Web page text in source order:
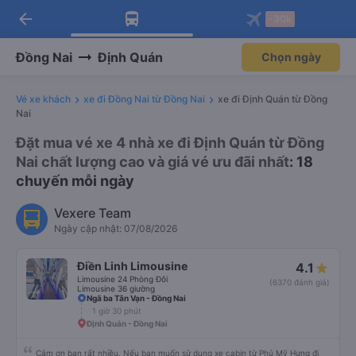
Tải app Vexere ngay!
Nhận ưu đãi thành viên độc
Mở app
Tải app Vexere
-30k/ghế khi đặt vé máy bay qua
Mở app
arrow_back
Đồng Nai Định Quán Chọn ngày
Vé xe khách xe đi Đồng Nai từ Đồng Nai
xe đi Định Quán từ Đồng
Nai
Đặt mua vé xe 4 nhà xe đi Định Quán từ Đồng
Nai chất lượng cao và giá vé ưu đãi nhất: 18
chuyến mỗi ngày
Vexere Team
Ngày cập nhật: 07/08/2026
Điền Linh Limousine
Limousine 24 Phòng Đôi
Limousine 36 giường
4.1
(6370 đánh giá)
Ngã ba Tân Vạn - Đồng Nai
1 giờ 30 phút
Định Quán - Đồng Nai
Cảm ơn bạn rất nhiều. Nếu bạn muốn sử dụng xe cabin từ Phú Mỹ Hưng đi